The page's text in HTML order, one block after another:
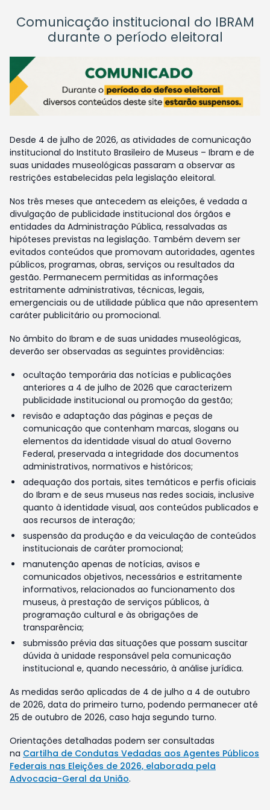
Comunicação institucional do IBRAM
durante o período eleitoral
Desde 4 de julho de 2026, as atividades de comunicação
institucional do Instituto Brasileiro de Museus – Ibram e de
suas unidades museológicas passaram a observar as
restrições estabelecidas pela legislação eleitoral.
Nos três meses que antecedem as eleições, é vedada a
divulgação de publicidade institucional dos órgãos e
entidades da Administração Pública, ressalvadas as
hipóteses previstas na legislação. Também devem ser
evitados conteúdos que promovam autoridades, agentes
públicos, programas, obras, serviços ou resultados da
gestão. Permanecem permitidas as informações
estritamente administrativas, técnicas, legais,
emergenciais ou de utilidade pública que não apresentem
caráter publicitário ou promocional.
No âmbito do Ibram e de suas unidades museológicas,
deverão ser observadas as seguintes providências:
ocultação temporária das notícias e publicações
anteriores a 4 de julho de 2026 que caracterizem
publicidade institucional ou promoção da gestão;
revisão e adaptação das páginas e peças de
comunicação que contenham marcas, slogans ou
elementos da identidade visual do atual Governo
Federal, preservada a integridade dos documentos
administrativos, normativos e históricos;
adequação dos portais, sites temáticos e perfis oficiais
do Ibram e de seus museus nas redes sociais, inclusive
quanto à identidade visual, aos conteúdos publicados e
aos recursos de interação;
suspensão da produção e da veiculação de conteúdos
institucionais de caráter promocional;
manutenção apenas de notícias, avisos e
comunicados objetivos, necessários e estritamente
informativos, relacionados ao funcionamento dos
museus, à prestação de serviços públicos, à
programação cultural e às obrigações de
transparência;
submissão prévia das situações que possam suscitar
dúvida à unidade responsável pela comunicação
institucional e, quando necessário, à análise jurídica.
As medidas serão aplicadas de 4 de julho a 4 de outubro
de 2026, data do primeiro turno, podendo permanecer até
25 de outubro de 2026, caso haja segundo turno.
Orientações detalhadas podem ser consultadas
na Cartilha de Condutas Vedadas aos Agentes Públicos
Federais nas Eleições de 2026, elaborada pela
Advocacia-Geral da União.